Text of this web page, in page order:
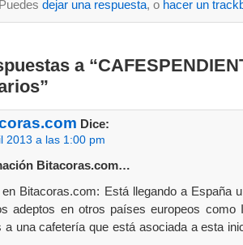
Puedes dejar una respuesta, o hacer un
a
Dice:
2013 a las 1:00 pm
Bitacoras.com…
en Bitacoras.com: Está llegando a España
adeptos en otros países europeos como
a una cafetería que está asociada a esta